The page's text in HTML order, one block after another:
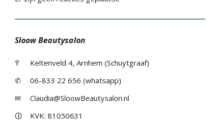
Sloow Beautysalon
߉
Keltenveld 4, Arnhem (Schuytgraaf)
✆
06-833 22 656 (whatsapp)
✉
Claudia@SloowBeautysalon.nl
🛈
KVK: 81050631